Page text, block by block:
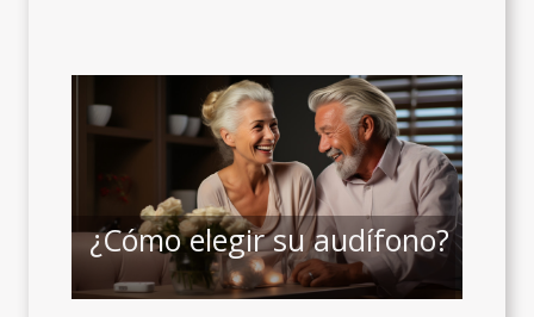
¿Cómo elegir su audífono?